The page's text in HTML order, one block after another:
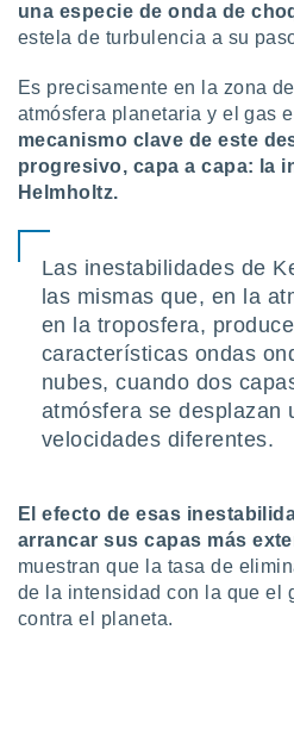
abono
como
sitio
IP
de
traten tus
a lo que
Para
u
datos
una especie de onda de
estela de turbulencia a su
Es precisamente en la zona
atmósfera planetaria y el gas
mecanismo clave de este
progresivo, capa a capa: la
Helmholtz.
Las inestabilidades de
las mismas que, en la
en la troposfera,
características ondas
nubes, cuando dos
atmósfera se desplazan
velocidades diferentes.
El efecto de esas
arrancar sus capas más
muestran que la tasa de
de la intensidad con la que el
contra el planeta.